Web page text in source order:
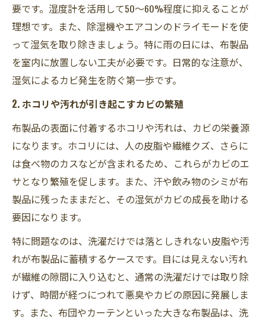
要です。湿度計を活用して50～60%程度に抑えることが
理想です。また、除湿機やエアコンのドライモードを使
って湿気を取り除きましょう。特に雨の日には、布製品
を室内に放置しない工夫が必要です。日常的な注意が、
湿気によるカビ発生を防ぐ第一歩です。
2. ホコリや汚れが引き起こすカビの繁殖
布製品の表面に付着するホコリや汚れは、カビの栄養源
になります。ホコリには、人の皮脂や繊維クズ、さらに
は食べ物のカスなどが含まれるため、これらがカビのエ
サとなり繁殖を促します。また、汗や飲み物のシミが布
製品に残ったままだと、その湿気がカビの成長を助ける
要因になります。
特に問題なのは、洗濯だけでは落としきれない皮脂や汚
れが布製品に蓄積するケースです。目には見えない汚れ
が繊維の隙間に入り込むと、通常の洗濯だけでは取り除
けず、時間が経つにつれて悪臭やカビの原因に発展しま
す。また、布団やカーテンといった大きな布製品は、洗